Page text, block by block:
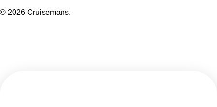
© 2026 Cruisemans.